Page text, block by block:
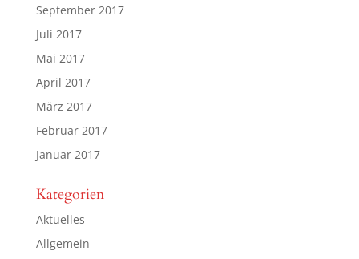
September 2017
Juli 2017
Mai 2017
April 2017
März 2017
Februar 2017
Januar 2017
Kategorien
Aktuelles
Allgemein